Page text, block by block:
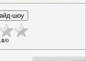
/0